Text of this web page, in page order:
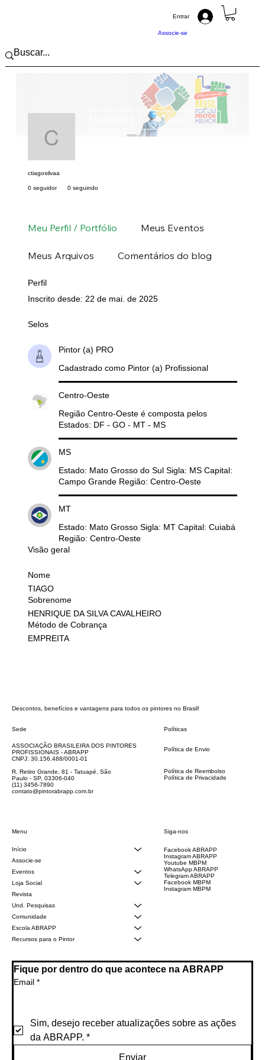
Associe-se
Entrar
ctiagosilvaa
Seguir
ctiagosilvaa
0 seguidor 0 seguindo
Meu Perfil / Portfólio Meus Eventos
Meus Arquivos Comentários do blog
Perfil
Inscrito desde: 22 de mai. de 2025
Selos
Pintor (a) PRO
Cadastrado como Pintor (a) Profissional
Centro-Oeste
Região Centro-Oeste é composta pelos
Estados: DF - GO - MT - MS
MS
Estado: Mato Grosso do Sul Sigla: MS Capital:
Campo Grande Região: Centro-Oeste
MT
Estado: Mato Grosso Sigla: MT Capital: Cuiabá
Região: Centro-Oeste
Visão geral
Nome
TIAGO
Sobrenome
HENRIQUE DA SILVA CAVALHEIRO
Método de Cobrança
EMPREITA
Descontos, benefícios e vantagens para todos os pintores no Brasil!
Sede
ASSOCIAÇÃO BRASILEIRA DOS PINTORES
PROFISSIONAIS - ABRAPP
CNPJ: 30.156.488/0001-01
R. Retiro Grande, 81 - Tatuapé, São
Paulo - SP, 03306-040
(11) 3456-7890
contato@pintorabrapp.com.br
Menu
Início
Associe-se
Eventos
Loja Social
Revista
Und. Pesquisas
Comunidade
Escola ABRAPP
Recursos para o Pintor
Políticas
Política de Envio
Política de Reembolso
Política de Privacidade
Siga-nos
Facebook ABRAPP
Instagram ABRAPP
Youtube MBPM
WhatsApp ABRAPP
Telegram ABRAPP
Facebook MBPM
Instagram MBPM
Fique por dentro do que acontece na ABRAPP
Email *
Sim, desejo receber atualizações sobre as ações
da ABRAPP. *
Enviar